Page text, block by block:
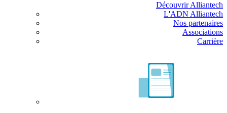
Découvrir Alliantech
L'ADN Alliantech
Nos partenaires
Associations
Carrière